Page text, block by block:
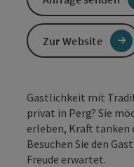
Gastlichkeit mit
privat in Perg? Sie
erleben, Kraft tanken
Besuchen Sie den
Freude erwartet.
Zur Website